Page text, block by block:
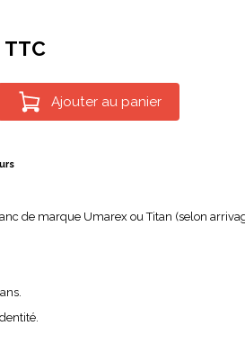
TTC
Ajouter au panier
de marque Umarex ou Titan (selon